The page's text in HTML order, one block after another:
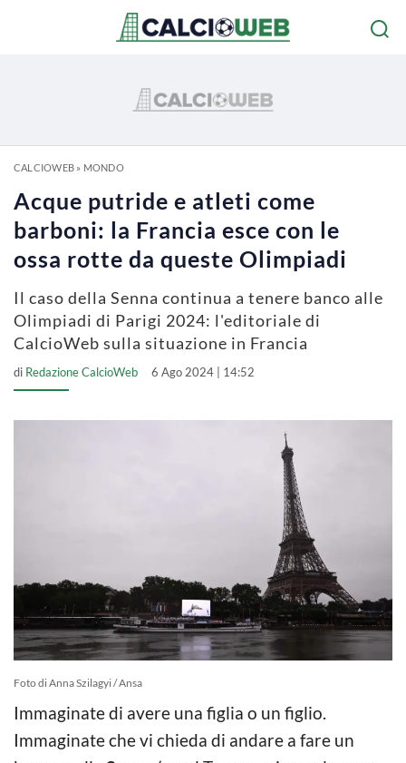
CALCIOWEB» MONDO
Acque putride e atleti come
barboni: la Francia esce con le
ossa rotte da queste Olimpiadi
Il caso della Senna continua a tenere banco alle
Olimpiadi di Parigi 2024: l'editoriale di
CalcioWeb sulla situazione in Francia
di Redazione CalcioWeb 6 Ago 2024 | 14:52
Foto di Anna Szilagyi / Ansa
Immaginate di avere una figlia o un figlio.
Immaginate che vi chieda di andare a fare un